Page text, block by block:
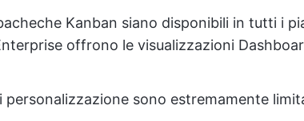
Kanban siano disponibili in tutti i
offrono le visualizzazioni
personalizzazione sono estremamente